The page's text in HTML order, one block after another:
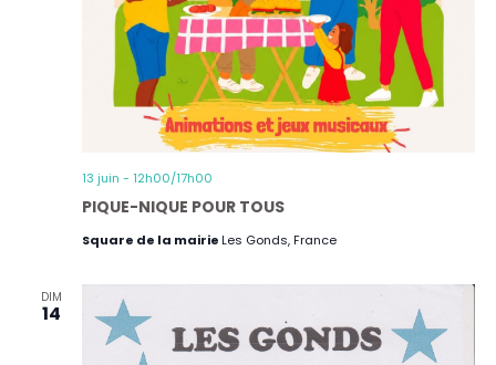
PIQUE-NIQUE POUR TOUS
13 juin - 12h00/17h00
Square de la mairie Les Gonds, France
DIM
14